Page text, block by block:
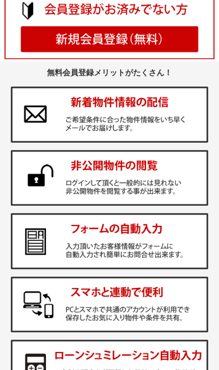
無料会員登録メリットがたくさん！